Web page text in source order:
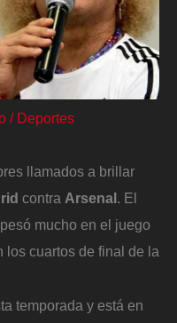
/ Deportes
llamados a brillar
contra Arsenal. El
mucho en el juego
los cuartos de final de la
temporada y está en